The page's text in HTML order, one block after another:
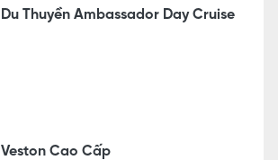
Du Thuyền Ambassador Day Cruise
Veston Cao Cấp